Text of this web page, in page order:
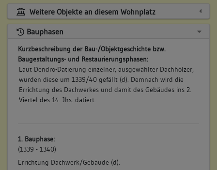
Weitere Objekte an diesem Wohnplatz
Bauphasen
Kurzbeschreibung der Bau-/Objektgeschichte bzw.
Baugestaltungs- und Restaurierungsphasen:
Laut Dendro-Datierung einzelner, ausgewählter Dachhölzer,
wurden diese um 1339/40 gefällt (d). Demnach wird die
Errichtung des Dachwerkes und damit des Gebäudes ins 2.
Viertel des 14. Jhs. datiert.
1. Bauphase:
(1339 - 1340)
Errichtung Dachwerk/Gebäude (d).